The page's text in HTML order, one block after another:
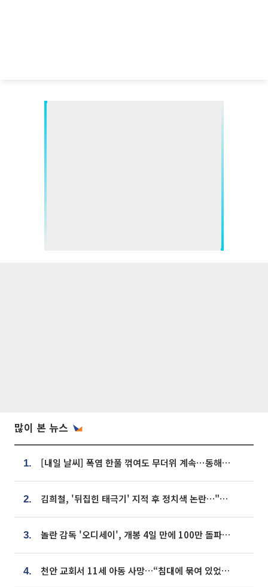
많이 본 뉴스
1. [내일 날씨] 폭염 한풀 꺾여도 무더위 계속⋯동해안 이틀 연속 비
2. 김희철, '뒤집힌 태극기' 지적 후 정치색 논란…"좌우 떠나 우리나라 국기"
3. 놀란 감독 '오디세이', 개봉 4일 만에 100만 돌파⋯'왕사남' 보다 빠르다
4. 천안 교회서 11세 아동 사망…“침대에 묶여 있었다” 진술 확보